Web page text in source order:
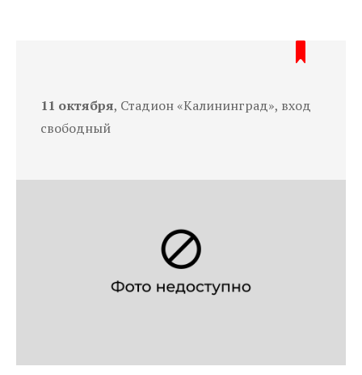
11 октября, Стадион «Калининград», вход
свободный